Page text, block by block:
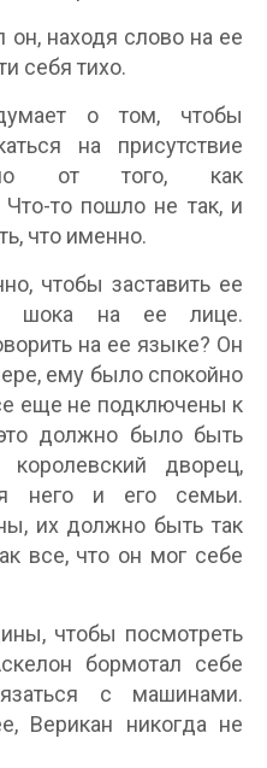
находя слово на ее
себя тихо.
о том, чтобы
на присутствие
от того, как
Что-то пошло не так, и
что именно.
чтобы заставить ее
шока на ее лице.
на ее языке? Он
ему было спокойно
еще не подключены к
должно было быть
дворец,
него и его семьи.
их должно быть так
все, что он мог себе
чтобы посмотреть
бормотал себе
с машинами.
Верикан никогда не